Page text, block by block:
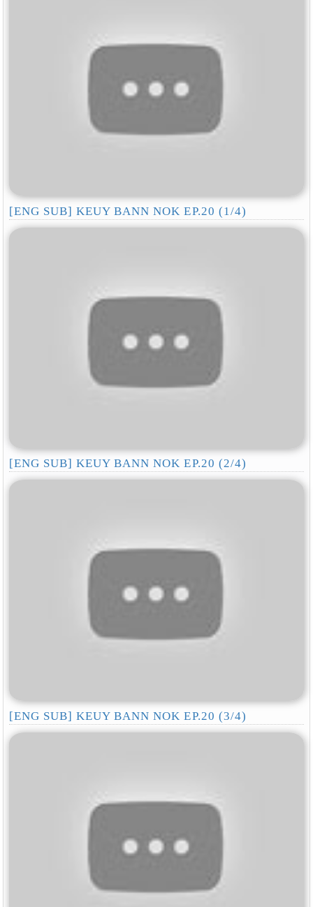
[ENG SUB] KEUY BANN NOK EP.20 (1/4)
[ENG SUB] KEUY BANN NOK EP.20 (2/4)
[ENG SUB] KEUY BANN NOK EP.20 (3/4)